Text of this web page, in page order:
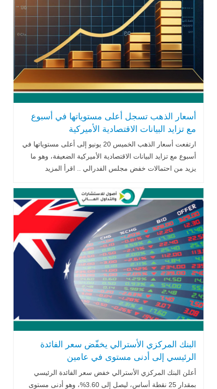
أسعار الذهب تسجل أعلى مستوياتها في أسبوع
مع تزايد البيانات الاقتصادية الأميركية
ارتفعت أسعار الذهب الخميس 20 يونيو إلى أعلى مستوياتها في
أسبوع مع تزايد البيانات الاقتصادية الأميركية الضعيفة، وهو ما
يزيد من احتمالات خفض مجلس الفدرالي .. اقرأ المزيد
البنك المركزي الأسترالي يخفّض سعر الفائدة
الرئيسي إلى أدنى مستوى في عامين
أعلن البنك المركزي الأسترالي خفض سعر الفائدة الرئيسي
بمقدار 25 نقطة أساس، ليصل إلى 3.60%، وهو أدنى مستوى